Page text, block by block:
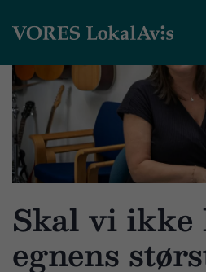
Skal vi ikke
egnens